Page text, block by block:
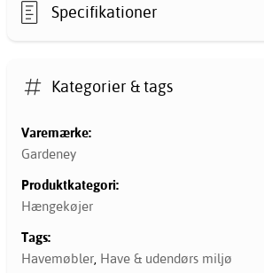
Specifikationer
Kategorier & tags
Varemærke:
Gardeney
Produktkategori:
Hængekøjer
Tags:
Havemøbler, Have & udendørs miljø